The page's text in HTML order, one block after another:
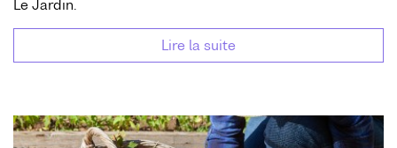
Le Jardin.
Lire la suite